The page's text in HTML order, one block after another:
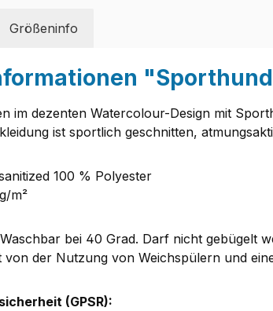
Größeninfo
im dezenten Watercolour-Design mit
ist sportlich geschnitten,
100 % Polyester
m²
Waschbar bei 40 Grad. Darf nicht gebügelt
der Nutzung von Weichspülern und
(GPSR):